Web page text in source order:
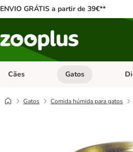
ENVIO GRÁTIS a partir de 39€**
Cães Abrir menu de
Gatos
Gatos Comida húmida para gatos